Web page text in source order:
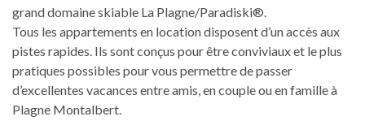
grand domaine skiable La Plagne/Paradiski®.
Tous les appartements en location disposent d’un accès aux
pistes rapides. Ils sont conçus pour être conviviaux et le plus
pratiques possibles pour vous permettre de passer
d’excellentes vacances entre amis, en couple ou en famille à
Plagne Montalbert.